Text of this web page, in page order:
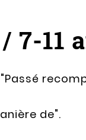
7-11
de".